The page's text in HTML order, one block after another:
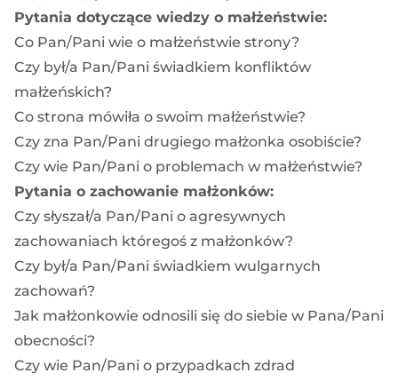
Pytania dotyczące wiedzy o małżeństwie:
Co Pan/Pani wie o małżeństwie strony?
Czy był/a Pan/Pani świadkiem konfliktów
małżeńskich?
Co strona mówiła o swoim małżeństwie?
Czy zna Pan/Pani drugiego małżonka osobiście?
Czy wie Pan/Pani o problemach w małżeństwie?
Pytania o zachowanie małżonków:
Czy słyszał/a Pan/Pani o agresywnych
zachowaniach któregoś z małżonków?
Czy był/a Pan/Pani świadkiem wulgarnych
zachowań?
Jak małżonkowie odnosili się do siebie w Pana/Pani
obecności?
Czy wie Pan/Pani o przypadkach zdrad